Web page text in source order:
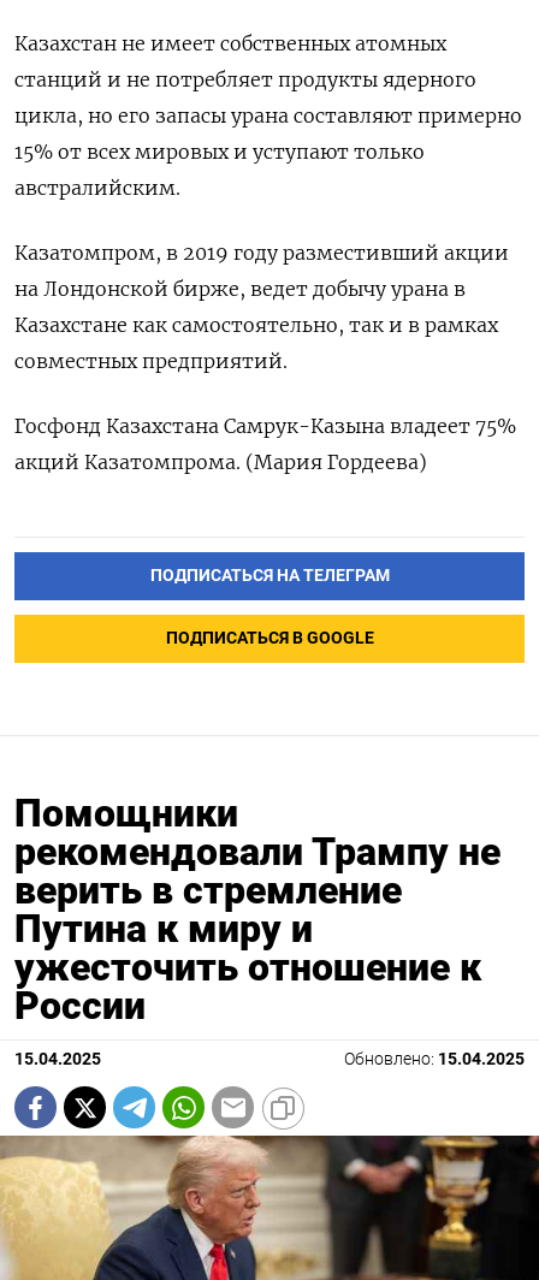
Казахстан не имеет собственных атомных
станций и не потребляет продукты ядерного
цикла, но его запасы урана составляют примерно
15% от всех мировых и уступают только
австралийским.
Казатомпром, в 2019 году разместивший акции
на Лондонской бирже, ведет добычу урана в
Казахстане как самостоятельно, так и в рамках
совместных предприятий.
Госфонд Казахстана Самрук-Казына владеет 75%
акций Казатомпрома. (Мария Гордеева)
ПОДПИСАТЬСЯ НА ТЕЛЕГРАМ
ПОДПИСАТЬСЯ В GOOGLE
Помощники
рекомендовали Трампу не
верить в стремление
Путина к миру и
ужесточить отношение к
России
15.04.2025 Обновлено: 15.04.2025